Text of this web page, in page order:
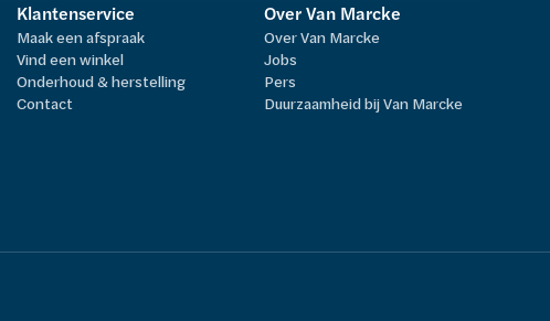
Klantenservice
Maak een afspraak
Vind een winkel
Onderhoud & herstelling
Contact
Over Van Marcke
Over Van Marcke
Jobs
Pers
Duurzaamheid bij Van Marcke